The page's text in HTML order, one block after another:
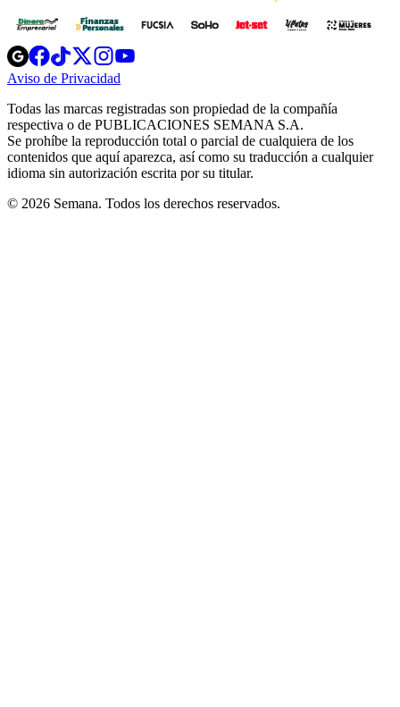
Opens
in
new
Opens
in
new
Opens
in
new
window
Opens
new
windowwindow
Aviso de Privacidad
new
window
Todas las marcas registradas son propiedad de la compañía
respectiva o de PUBLICACIONES SEMANA S.A.
Se prohíbe la reproducción total o parcial de cualquiera de los
contenidos que aquí aparezca, así como su traducción a cualquier
idioma sin autorización escrita por su titular.
© 2026 Semana. Todos los derechos reservados.